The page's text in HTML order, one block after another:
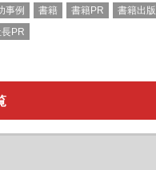
事例 書籍 書籍PR
書籍出版
PR